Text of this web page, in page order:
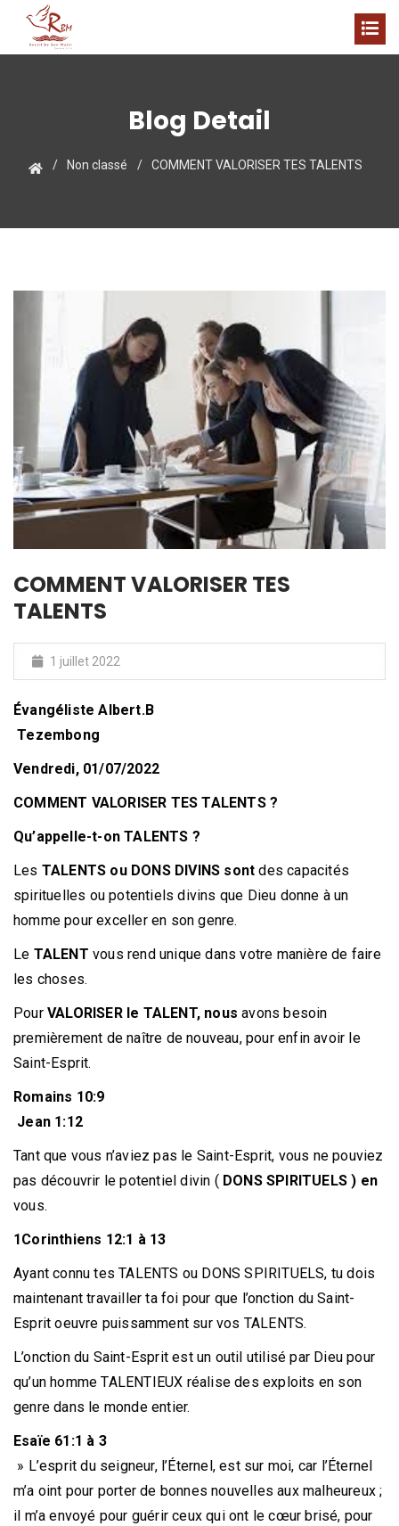
Blog Detail
Non classé COMMENT VALORISER TES TALENTS
COMMENT VALORISER TES
TALENTS
1 juillet 2022
Évangéliste Albert.B
Tezembong
Vendredi, 01/07/2022
COMMENT VALORISER TES TALENTS ?
Qu’appelle-t-on TALENTS ?
Les TALENTS ou DONS DIVINS sont des capacités
spirituelles ou potentiels divins que Dieu donne à un
homme pour exceller en son genre.
Le TALENT vous rend unique dans votre manière de faire
les choses.
Pour VALORISER le TALENT, nous avons besoin
premièrement de naître de nouveau, pour enfin avoir le
Saint-Esprit.
Romains 10:9
Jean 1:12
Tant que vous n’aviez pas le Saint-Esprit, vous ne pouviez
pas découvrir le potentiel divin ( DONS SPIRITUELS ) en
vous.
1Corinthiens 12:1 à 13
Ayant connu tes TALENTS ou DONS SPIRITUELS, tu dois
maintenant travailler ta foi pour que l’onction du Saint-
Esprit oeuvre puissamment sur vos TALENTS.
L’onction du Saint-Esprit est un outil utilisé par Dieu pour
qu’un homme TALENTIEUX réalise des exploits en son
genre dans le monde entier.
Esaïe 61:1 à 3
» L’esprit du seigneur, l’Éternel, est sur moi, car l’Éternel
m’a oint pour porter de bonnes nouvelles aux malheureux ;
il m’a envoyé pour guérir ceux qui ont le cœur brisé, pour